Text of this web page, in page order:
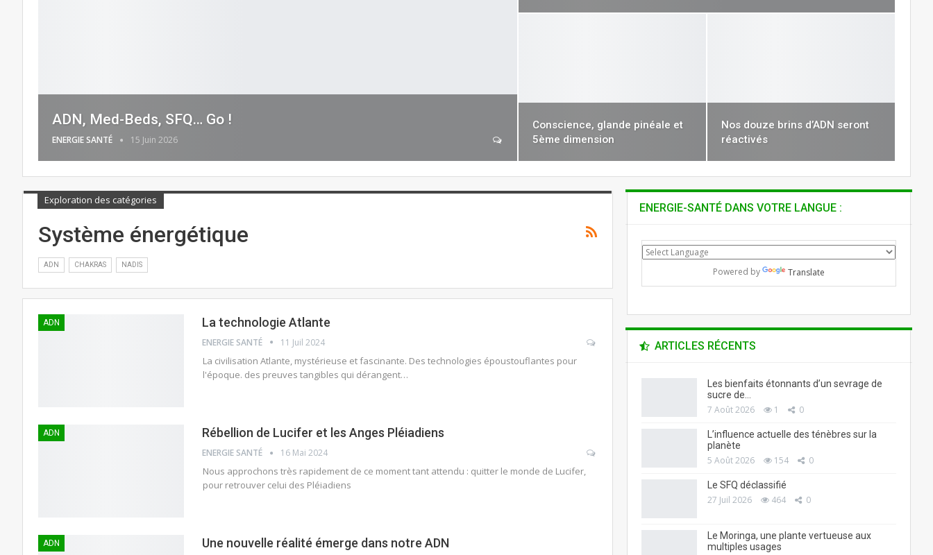
ADN, Med-Beds, SFQ… Go !
ENERGIE SANTÉ 15 Juin 2026
Conscience, glande pinéale et
5ème dimension
Nos douze brins d’ADN seront
réactivés
Exploration des catégories
Système énergétique
ADN CHAKRAS NADIS
ADN La technologie Atlante
ENERGIE SANTÉ 11 Juil 2024
La civilisation Atlante, mystérieuse et fascinante. Des technologies époustouflantes pour
l'époque. des preuves tangibles qui dérangent…
ADN Rébellion de Lucifer et les Anges Pléiadiens
ENERGIE SANTÉ 16 Mai 2024
Nous approchons très rapidement de ce moment tant attendu : quitter le monde de Lucifer,
pour retrouver celui des Pléiadiens
ADN Une nouvelle réalité émerge dans notre ADN
ENERGIE-SANTÉ DANS VOTRE LANGUE :
Powered by Translate
ARTICLES RÉCENTS
Les bienfaits étonnants d’un sevrage de
sucre de…
7 Août 2026 1 0
L’influence actuelle des ténèbres sur la
planète
5 Août 2026 154 0
Le SFQ déclassifié
27 Juil 2026 464 0
Le Moringa, une plante vertueuse aux
multiples usages